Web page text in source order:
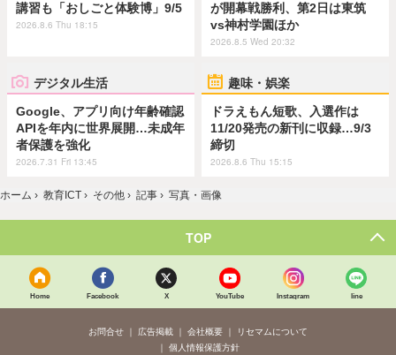
講習も「おしごと体験博」9/5
2026.8.6 Thu 18:15
が開幕戦勝利、第2日は東筑
vs神村学園ほか
2026.8.5 Wed 20:32
デジタル生活
Google、アプリ向け年齢確認
APIを年内に世界展開…未成年
者保護を強化
2026.7.31 Fri 13:45
趣味・娯楽
ドラえもん短歌、入選作は
11/20発売の新刊に収録…9/3
締切
2026.8.6 Thu 15:15
ホーム › 教育ICT › その他 › 記事 › 写真・画像
TOP
Home Facebook X YouTube Instagram line
お問合せ 広告掲載 会社概要
リセマムについて
個人情報保護方針